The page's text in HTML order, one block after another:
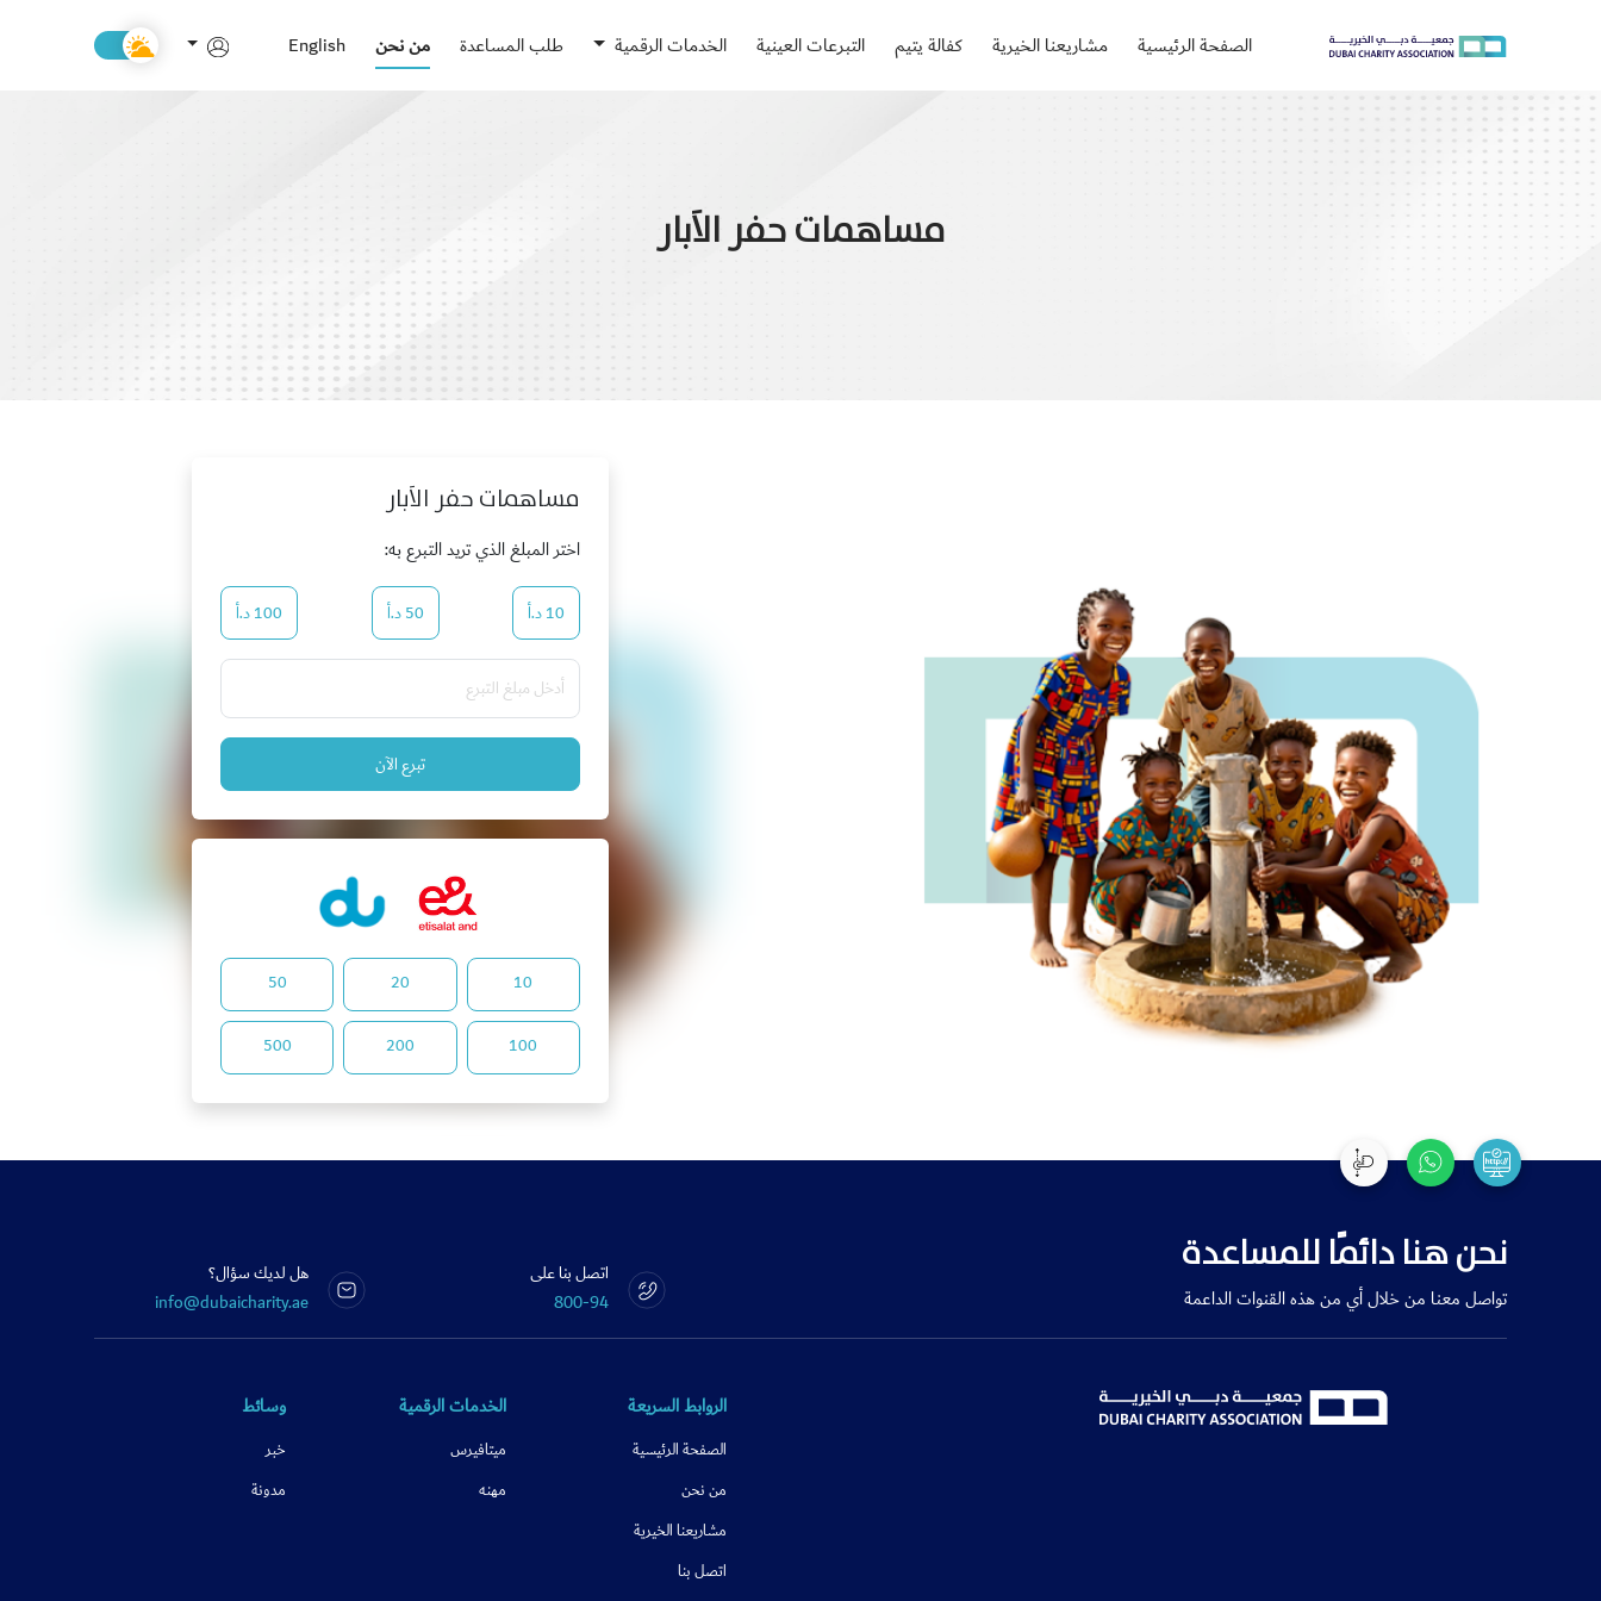
الصفحة الرئيسية مشاريعنا الخيرية كفالة يتيم التبرعات العينية الخدمات الرقمية طلب المساعدة من نحن English
مساهمات حفر الاَبار
مساهمات حفر الاَبار
اختر المبلغ الذي تريد التبرع به:
10 د.أ 50 د.أ 100 د.أ
تبرع الآن
10
20
50
100
200
500
نحن هنا دائمًا للمساعدة
تواصل معنا من خلال أي من هذه القنوات الداعمة
اتصل بنا على
800-94
هل لديك سؤال؟
info@dubaicharity.ae
الروابط السريعة
الصفحة الرئيسية
من نحن
مشاريعنا الخيرية
اتصل بنا
الخدمات الرقمية
ميتافيرس
مهنه
وسائط
خبر
مدونة